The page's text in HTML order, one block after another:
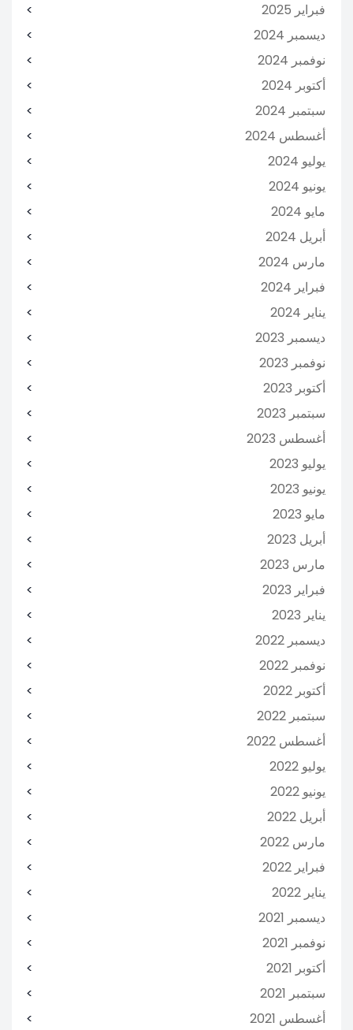
فبراير 2025
ديسمبر 2024
نوفمبر 2024
أكتوبر 2024
سبتمبر 2024
أغسطس 2024
يوليو 2024
يونيو 2024
مايو 2024
أبريل 2024
مارس 2024
فبراير 2024
يناير 2024
ديسمبر 2023
نوفمبر 2023
أكتوبر 2023
سبتمبر 2023
أغسطس 2023
يوليو 2023
يونيو 2023
مايو 2023
أبريل 2023
مارس 2023
فبراير 2023
يناير 2023
ديسمبر 2022
نوفمبر 2022
أكتوبر 2022
سبتمبر 2022
أغسطس 2022
يوليو 2022
يونيو 2022
أبريل 2022
مارس 2022
فبراير 2022
يناير 2022
ديسمبر 2021
نوفمبر 2021
أكتوبر 2021
سبتمبر 2021
أغسطس 2021